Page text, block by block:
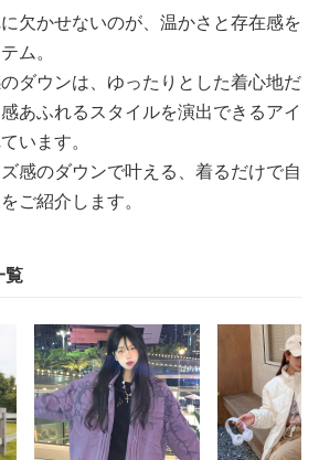
欠かせないのが、温かさと存在感を
ム。
ダウンは、ゆったりとした着心地だ
あふれるスタイルを演出できるアイ
います。
感のダウンで叶える、着るだけで自
ご紹介します。
覧